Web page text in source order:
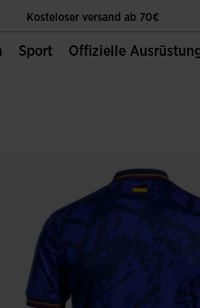
Kosteloser versand ab 70€
Offizielle Website von Joma
Sport Offizielle